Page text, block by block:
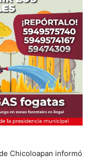
Chicoloapan informó